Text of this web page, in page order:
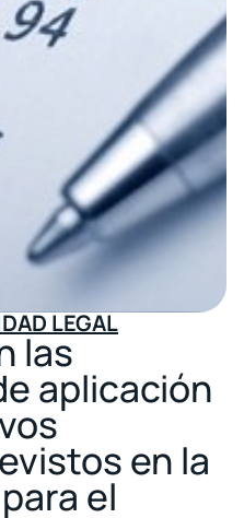
LEGAL
las
aplicación
en la
el